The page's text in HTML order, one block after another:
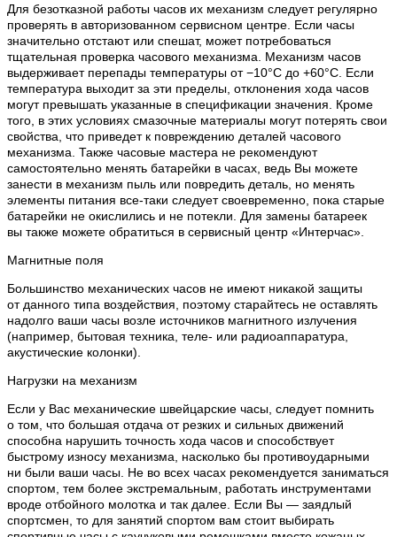
Для безотказной работы часов их механизм следует регулярно
проверять в авторизованном сервисном центре. Если часы
значительно отстают или спешат, может потребоваться
тщательная проверка часового механизма. Механизм часов
выдерживает перепады температуры от −10°C до +60°C. Если
температура выходит за эти пределы, отклонения хода часов
могут превышать указанные в спецификации значения. Кроме
того, в этих условиях смазочные материалы могут потерять свои
свойства, что приведет к повреждению деталей часового
механизма. Также часовые мастера не рекомендуют
самостоятельно менять батарейки в часах, ведь Вы можете
занести в механизм пыль или повредить деталь, но менять
элементы питания все-таки следует своевременно, пока старые
батарейки не окислились и не потекли. Для замены батареек
вы также можете обратиться в сервисный центр «Интерчас».
Магнитные поля
Большинство механических часов не имеют никакой защиты
от данного типа воздействия, поэтому старайтесь не оставлять
надолго ваши часы возле источников магнитного излучения
(например, бытовая техника, теле- или радиоаппаратура,
акустические колонки).
Нагрузки на механизм
Если у Вас механические швейцарские часы, следует помнить
о том, что большая отдача от резких и сильных движений
способна нарушить точность хода часов и способствует
быстрому износу механизма, насколько бы противоударными
ни были ваши часы. Не во всех часах рекомендуется заниматься
спортом, тем более экстремальным, работать инструментами
вроде отбойного молотка и так далее. Если Вы — заядлый
спортсмен, то для занятий спортом вам стоит выбирать